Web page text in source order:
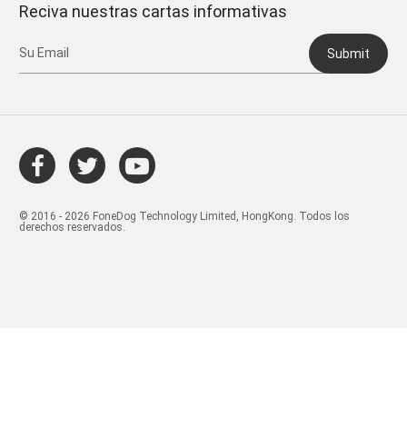
Reciva nuestras cartas informativas
Submit
© 2016 - 2026 FoneDog Technology Limited, HongKong. Todos los
derechos reservados.